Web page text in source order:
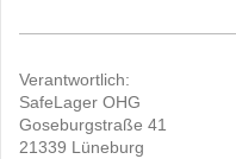
Verantwortlich:
SafeLager OHG
Goseburgstraße 41
21339 Lüneburg